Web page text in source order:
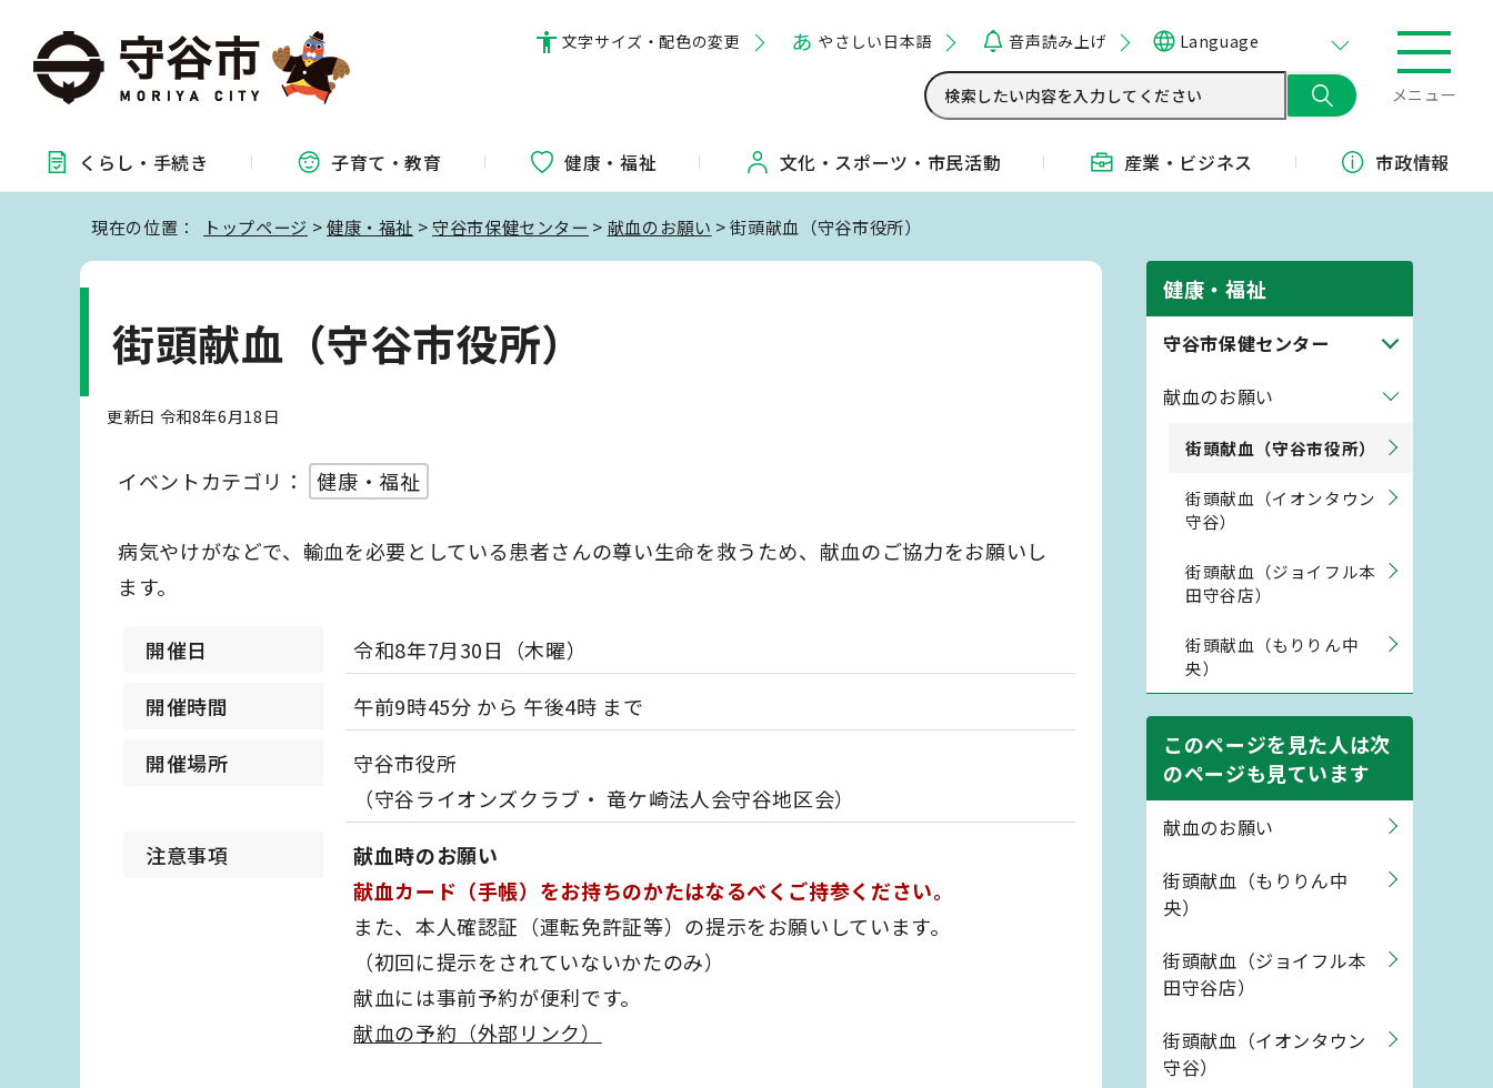
文字サイズ・配色の変更 やさしい日本語 音声読み上げ Language
メニュー
くらし・ 手続き 子育て・教育 健康・福祉 文化・ スポーツ・ 市民活動 産業・ ビジネス 市政情報
現在の位置： トップページ >健康・福祉 >守谷市保健センター > 献血のお願い > 街頭献血（守谷市役所）
街頭献血（守谷市役所）
更新日 令和8年6月18日
イベントカテゴリ： 健康・福祉
病気やけがなどで、輸血を必要としている患者さんの尊い生命を救うため、献血のご協力をお願いし
ます。
開催日
令和8年7月30日（木曜）
開催時間
午前9時45分 から 午後4時 まで
開催場所
守谷市役所
（守谷ライオンズクラブ・ 竜ケ崎法人会守谷地区会）
注意事項
献血時のお願い
献血カード（手帳）をお持ちのかたはなるべくご持参ください。
また、本人確認証（運転免許証等）の提示をお願いしています。
（初回に提示をされていないかたのみ）
献血には事前予約が便利です。
献血の予約（外部リンク）
健康・福祉
守谷市保健センター
献血のお願い
街頭献血（守谷市役所）
街頭献血（イオンタウン
守谷）
街頭献血（ジョイフル本
田守谷店）
街頭献血（もりりん中
央）
このページを見た人は次
のページも見ています
献血のお願い
街頭献血（もりりん中
央）
街頭献血（ジョイフル本
田守谷店）
街頭献血（イオンタウン
守谷）